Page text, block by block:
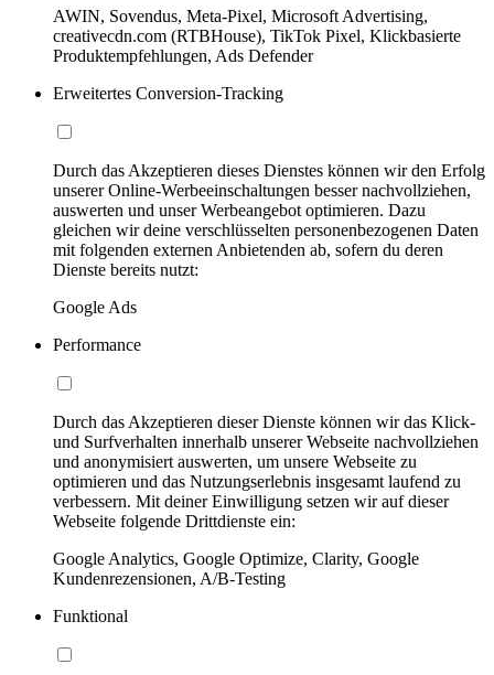
AWIN, Sovendus, Meta-Pixel, Microsoft Advertising,
creativecdn.com (RTBHouse), TikTok Pixel, Klickbasierte
Produktempfehlungen, Ads Defender
Erweitertes Conversion-Tracking
Durch das Akzeptieren dieses Dienstes können wir den Erfolg
unserer Online-Werbeeinschaltungen besser nachvollziehen,
auswerten und unser Werbeangebot optimieren. Dazu
gleichen wir deine verschlüsselten personenbezogenen Daten
mit folgenden externen Anbietenden ab, sofern du deren
Dienste bereits nutzt:
Google Ads
Performance
Durch das Akzeptieren dieser Dienste können wir das Klick-
und Surfverhalten innerhalb unserer Webseite nachvollziehen
und anonymisiert auswerten, um unsere Webseite zu
optimieren und das Nutzungserlebnis insgesamt laufend zu
verbessern. Mit deiner Einwilligung setzen wir auf dieser
Webseite folgende Drittdienste ein:
Google Analytics, Google Optimize, Clarity, Google
Kundenrezensionen, A/B-Testing
Funktional